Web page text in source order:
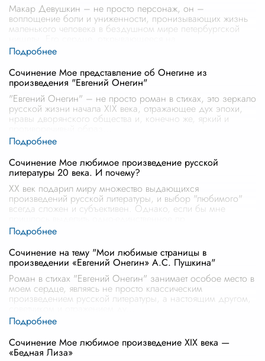
Макар Девушкин – не просто персонаж, он –
воплощение боли и униженности, пронизывающих жизнь
маленького человека в бездушном мире петербургской
Сочинение Мое представление об Онегине из
произведения "Евгений Онегин"
"Евгений Онегин" – не просто роман в стихах, это зеркало
русской жизни начала XIX века, отражающее дух эпохи,
нравы дворянского общества и, конечно же, яркий и
Сочинение Мое любимое произведение русской
литературы 20 века. И почему?
XX век подарил миру множество выдающихся
произведений русской литературы, и выбор "любимого"
всегда сложен и субъективен. Однако, если бы мне
Сочинение на тему "Мои любимые страницы в
произведении «Евгений Онегин» А.С. Пушкина"
Роман в стихах "Евгений Онегин" занимает особое место в
моем сердце, являясь не просто классическим
произведением русской литературы, а настоящим другом,
Сочинение Мое любимое произведение XIX века —
«Бедная Лиза»